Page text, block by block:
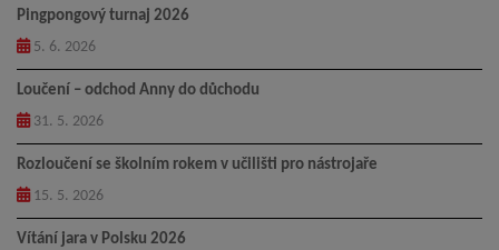
Pingpongový turnaj 2026
5. 6. 2026
Loučení – odchod Anny do důchodu
31. 5. 2026
Rozloučení se školním rokem v učilišti pro nástrojaře
15. 5. 2026
Vítání jara v Polsku 2026